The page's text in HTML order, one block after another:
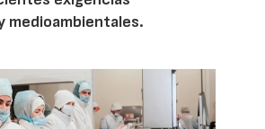
medioambientales.